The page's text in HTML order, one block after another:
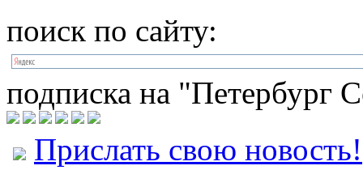
поиск по сайту:
подписка на "Петербург
Прислать свою новость!